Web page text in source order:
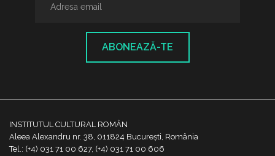
ABONEAZĂ-TE
INSTITUTUL CULTURAL ROMÂN
Aleea Alexandru nr. 38, 011824 București, România
Tel.: (+4) 031 71 00 627, (+4) 031 71 00 606